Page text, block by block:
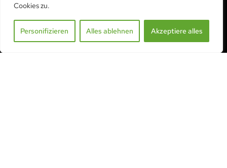
Cookies zu.
Personifizieren Alles ablehnen Akzeptiere alles
KONTAKTIEREN SIE UNS
Telefon:+41 26 552 01 02